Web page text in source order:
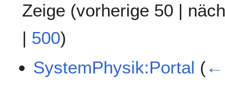
Zeige (vorherige 50 |
| 500)
SystemPhysik:Portal (←